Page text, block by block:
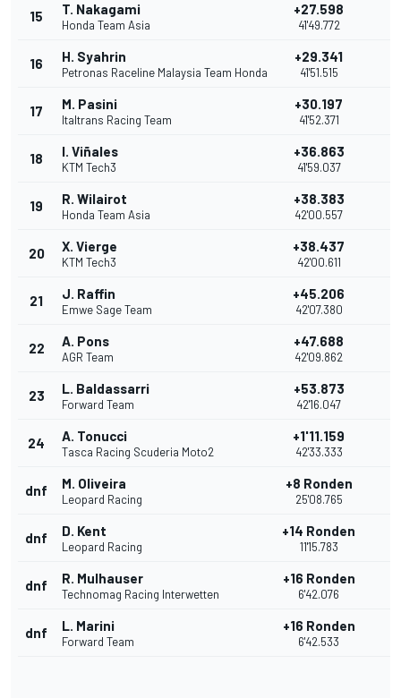
15 T. Nakagami
Honda Team Asia
+27.598
41'49.772
16 H. Syahrin
Petronas Raceline Malaysia Team Honda
+29.341
41'51.515
17 M. Pasini
Italtrans Racing Team
+30.197
41'52.371
18 I. Viñales
KTM Tech3
+36.863
41'59.037
19 R. Wilairot
Honda Team Asia
+38.383
42'00.557
20 X. Vierge
KTM Tech3
+38.437
42'00.611
21 J. Raffin
Emwe Sage Team
+45.206
42'07.380
22 A. Pons
AGR Team
+47.688
42'09.862
23 L. Baldassarri
Forward Team
+53.873
42'16.047
24 A. Tonucci
Tasca Racing Scuderia Moto2
+1'11.159
42'33.333
dnf M. Oliveira
Leopard Racing
+8 Ronden
25'08.765
dnf D. Kent
Leopard Racing
+14 Ronden
11'15.783
dnf R. Mulhauser
Technomag Racing Interwetten
+16 Ronden
6'42.076
dnf L. Marini
Forward Team
+16 Ronden
6'42.533